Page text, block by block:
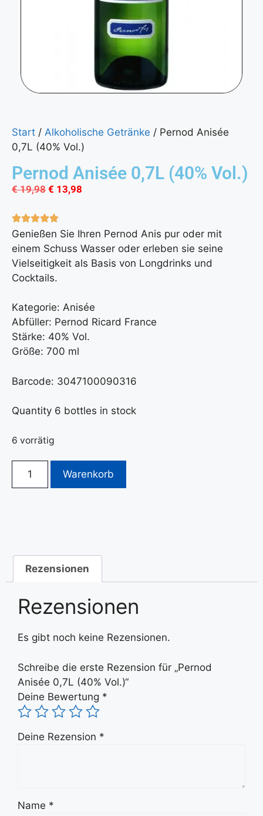
Start / Alkoholische Getränke / Pernod Anisée
0,7L (40% Vol.)
Pernod Anisée 0,7L (40% Vol.)
€19,98 € 13,98
Genießen Sie Ihren Pernod Anis pur oder mit
einem Schuss Wasser oder erleben sie seine
Vielseitigkeit als Basis von Longdrinks und
Cocktails.
Kategorie: Anisée
Abfüller: Pernod Ricard France
Stärke: 40% Vol.
Größe: 700 ml
Barcode: 3047100090316
Quantity 6 bottles in stock
6 vorrätig
Warenkorb
Rezensionen
Rezensionen
Es gibt noch keine Rezensionen.
Schreibe die erste Rezension für „Pernod
Anisée 0,7L (40% Vol.)“
Deine Bewertung *
Deine Rezension *
Name *